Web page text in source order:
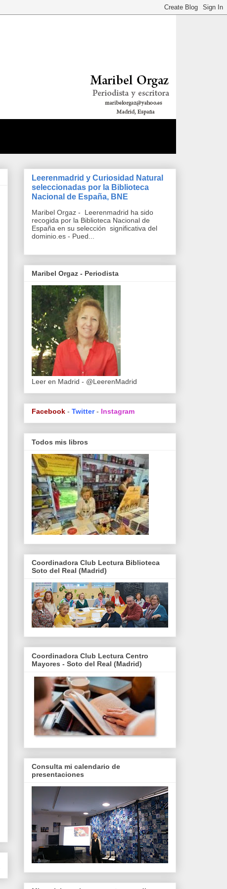
Leerenmadrid y Curiosidad Natural
seleccionadas por la Biblioteca
Nacional de España, BNE
Maribel Orgaz - Leerenmadrid ha sido
recogida por la Biblioteca Nacional de
España en su selección significativa del
dominio.es - Pued...
Maribel Orgaz - Periodista
Leer en Madrid - @LeerenMadrid
Facebook - Twitter - Instagram
Todos mis libros
Coordinadora Club Lectura Biblioteca
Soto del Real (Madrid)
Coordinadora Club Lectura Centro
Mayores - Soto del Real (Madrid)
Consulta mi calendario de
presentaciones